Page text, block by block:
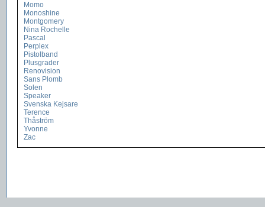
Momo
Monoshine
Montgomery
Nina Rochelle
Pascal
Perplex
Pistolband
Plusgrader
Renovision
Sans Plomb
Solen
Speaker
Svenska Kejsare
Terence
Thåström
Yvonne
Zac